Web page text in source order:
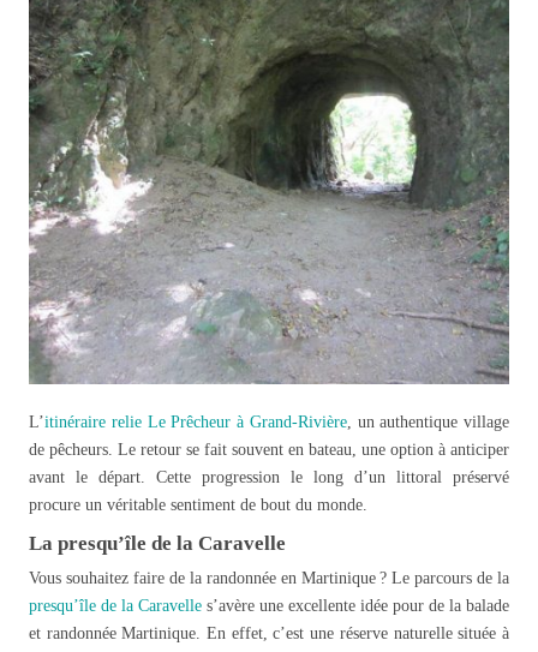
L’itinéraire relie Le Prêcheur à Grand-Rivière, un authentique village
de pêcheurs. Le retour se fait souvent en bateau, une option à anticiper
avant le départ. Cette progression le long d’un littoral préservé
procure un véritable sentiment de bout du monde.
La presqu’île de la Caravelle
Vous souhaitez faire de la randonnée en Martinique ? Le parcours de la
presqu’île de la Caravelle s’avère une excellente idée pour de la balade
et randonnée Martinique. En effet, c’est une réserve naturelle située à